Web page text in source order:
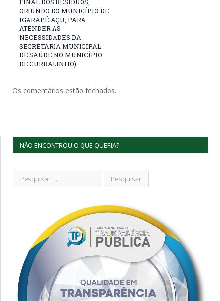
FINAL DOS RESÍDUOS,
ORIUNDO DO MUNICÍPIO DE
IGARAPÉ AÇU, PARA
ATENDER AS
NECESSIDADES DA
SECRETARIA MUNICIPAL
DE SAÚDE NO MUNICÍPIO
DE CURRALINHO)
Os comentários estão fechados.
NÃO ENCONTROU O QUE QUERIA?